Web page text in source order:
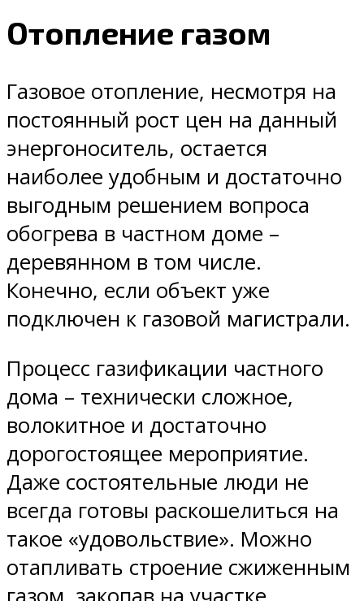
Отопление газом
Газовое отопление, несмотря на
постоянный рост цен на данный
энергоноситель, остается
наиболее удобным и достаточно
выгодным решением вопроса
обогрева в частном доме –
деревянном в том числе.
Конечно, если объект уже
подключен к газовой магистрали.
Процесс газификации частного
дома – технически сложное,
волокитное и достаточно
дорогостоящее мероприятие.
Даже состоятельные люди не
всегда готовы раскошелиться на
такое «удовольствие». Можно
отапливать строение сжиженным